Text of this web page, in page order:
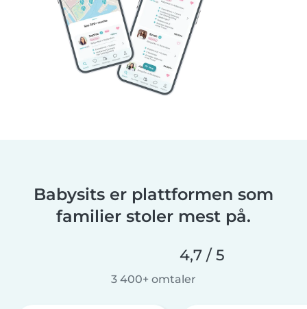
Babysits er plattformen som
familier stoler mest på.
4,7 / 5
3 400+ omtaler